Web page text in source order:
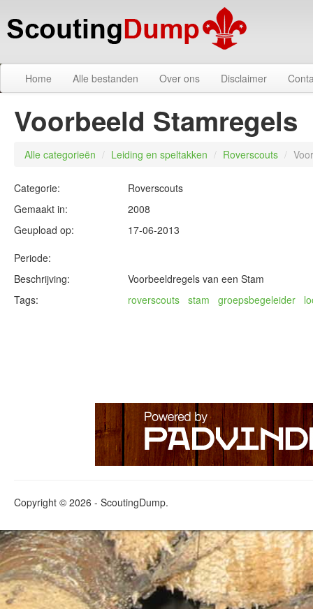
Home Alle bestanden Over ons Disclaimer
Voorbeeld Stamregels
Alle categorieën / Leiding en speltakken / Roverscouts /
Categorie:
Roverscouts
Gemaakt in:
2008
Geupload op:
17-06-2013
Periode:
Beschrijving:
Voorbeeldregels van een Stam
Tags:
roverscouts stam groepsbegeleider
Copyright © 2026 - ScoutingDump.